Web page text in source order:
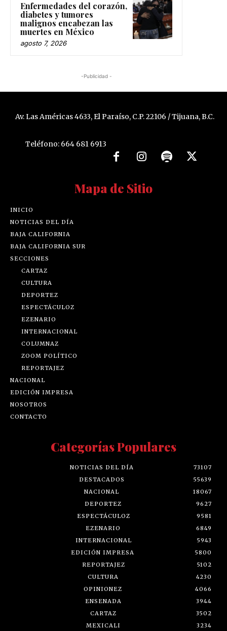
Enfermedades del corazón,
diabetes y tumores
malignos encabezan las
muertes en México
agosto 7, 2026
-Publicidad -
Av. Las Américas 4633, El Paraíso, C.P. 22106 / Tijuana, B.C.
Teléfono: 664 681 6913
Mapa de Sitio
INICIO
NOTICIAS DEL DÍA
BAJA CALIFORNIA
BAJA CALIFORNIA SUR
SECCIONES
CARTAZ
CULTURA
DEPORTEZ
ESPECTÁCULOZ
EZENARIO
INTERNACIONAL
COLUMNAZ
ZOOM POLÍTICO
REPORTAJEZ
NACIONAL
EDICIÓN IMPRESA
NOSOTROS
CONTACTO
Categorías Populares
NOTICIAS DEL DÍA
73107
DESTACADOS
55639
NACIONAL
18067
DEPORTEZ
9627
ESPECTÁCULOZ
9581
EZENARIO
6849
INTERNACIONAL
5943
EDICIÓN IMPRESA
5800
REPORTAJEZ
5102
CULTURA
4230
OPINIONEZ
4066
ENSENADA
3944
CARTAZ
3502
MEXICALI
3234